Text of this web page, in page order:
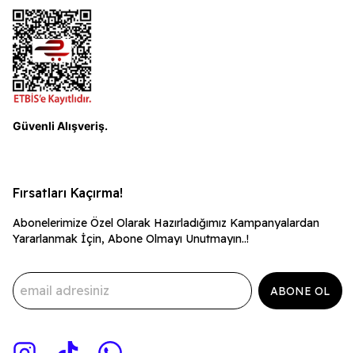
Güvenli Alışveriş.
Fırsatları Kaçırma!
Abonelerimize Özel Olarak Hazırladığımız Kampanyalardan
Yararlanmak İçin, Abone Olmayı Unutmayın..!
ABONE OL